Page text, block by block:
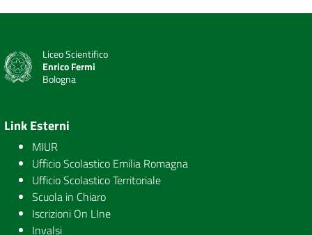
Liceo Scientifico
Enrico Fermi
Bologna
Link Esterni
MIUR
Ufficio Scolastico Emilia Romagna
Ufficio Scolastico Territoriale
Scuola in Chiaro
Iscrizioni On LIne
Invalsi